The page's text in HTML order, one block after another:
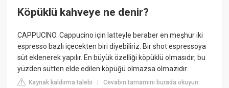
Köpüklü kahveye ne denir?
CAPPUCINO. Cappucino için latteyle beraber en meşhur iki
espresso bazlı içecekten biri diyebiliriz. Bir shot espressoya
süt eklenerek yapılır. En büyük özelliği köpüklü olmasıdır, bu
yüzden sütten elde edilen köpüğü olmazsa olmazıdır.
Kaynak kaldırma talebi |Cevabın tamamını burada okuyun: